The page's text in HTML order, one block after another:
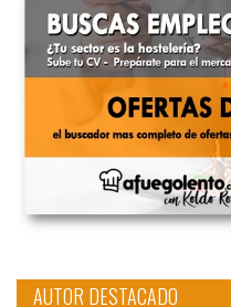
AUTOR DESTACADO